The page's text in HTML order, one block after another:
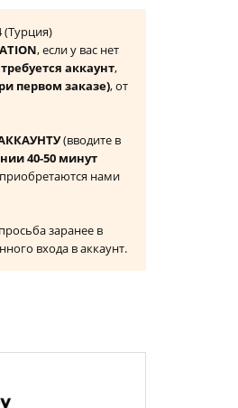
(Турция)
, если у вас нет
аккаунт,
первом заказе), от
(вводите в
40-50 минут
нами
просьба заранее в
входа в аккаунт.